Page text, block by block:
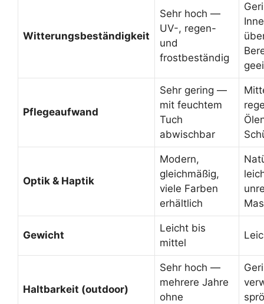
Witterungsbeständigkeit
Sehr hoch —
UV-, regen-
und
frostbeständig
Pflegeaufwand
Sehr gering —
mit feuchtem
Tuch
abwischbar
Optik & Haptik
Modern,
gleichmäßig,
viele Farben
erhältlich
Gewicht
Leicht bis
mittel
Haltbarkeit (outdoor)
Sehr hoch —
mehrere Jahre
ohne